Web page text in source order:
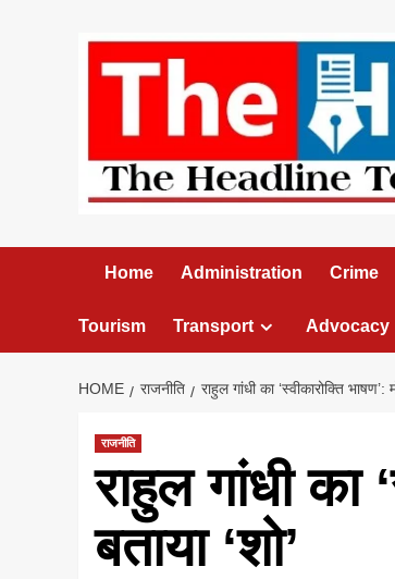
Home Administration Crime
Tourism Transport Advocacy
HOME राजनीति राहुल गांधी का ‘स्वीकारोक्ति भाषण’:
राजनीति
राहुल गांधी का
बताया ‘शो’